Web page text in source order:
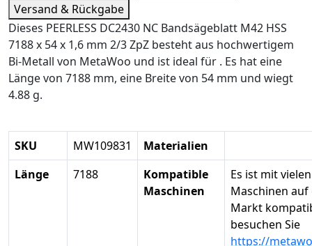
Versand & Rückgabe
Dieses PEERLESS DC2430 NC Bandsägeblatt M42 HSS
7188 x 54 x 1,6 mm 2/3 ZpZ besteht aus hochwertigem
Bi-Metall von MetaWoo und ist ideal für . Es hat eine
Länge von 7188 mm, eine Breite von 54 mm und wiegt
4.88 g.
SKU MW109831
Materialien
Länge
7188
Kompatible
Maschinen
Es ist mit vielen
Maschinen auf
Markt
besuchen Sie
https://